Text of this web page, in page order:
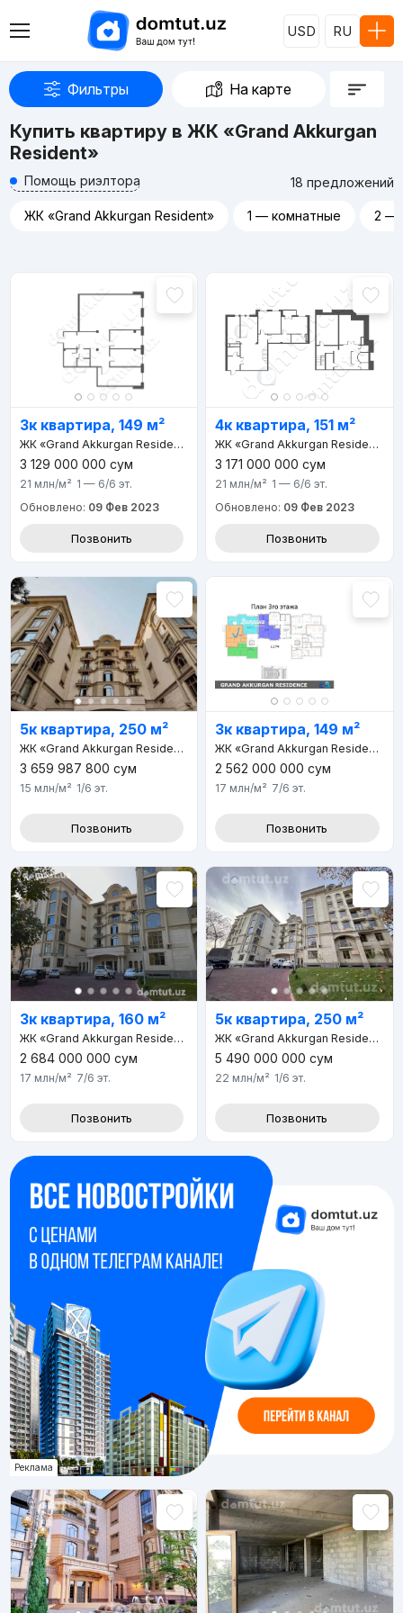
USD RU
Фильтры На карте
Купить квартиру в ЖК «Grand Akkurgan
Resident»
18 предложений
Помощь риэлтора
ЖК «Grand Akkurgan Resident» 1 — комнатные 2 —
3к квартира, 149 м²
ЖК «Grand Akkurgan Resident»
3 129 000 000 сум
21 млн/м² 1 — 6/6 эт.
Обновлено: 09 Фев 2023
Позвонить
4к квартира, 151 м²
ЖК «Grand Akkurgan Resident»
3 171 000 000 сум
21 млн/м² 1 — 6/6 эт.
Обновлено: 09 Фев 2023
Позвонить
5к квартира, 250 м²
ЖК «Grand Akkurgan Resident»
3 659 987 800 сум
15 млн/м² 1/6 эт.
Позвонить
3к квартира, 149 м²
ЖК «Grand Akkurgan Resident»
2 562 000 000 сум
17 млн/м² 7/6 эт.
Позвонить
3к квартира, 160 м²
ЖК «Grand Akkurgan Resident»
2 684 000 000 сум
17 млн/м² 7/6 эт.
Позвонить
5к квартира, 250 м²
ЖК «Grand Akkurgan Resident»
5 490 000 000 сум
22 млн/м² 1/6 эт.
Позвонить
Реклама